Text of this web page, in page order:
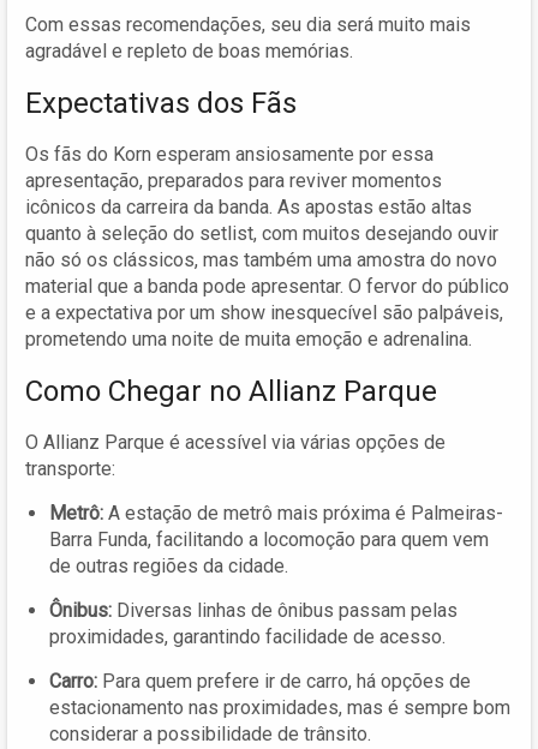
Com essas recomendações, seu dia será muito mais
agradável e repleto de boas memórias.
Expectativas dos Fãs
Os fãs do Korn esperam ansiosamente por essa
apresentação, preparados para reviver momentos
icônicos da carreira da banda. As apostas estão altas
quanto à seleção do setlist, com muitos desejando ouvir
não só os clássicos, mas também uma amostra do novo
material que a banda pode apresentar. O fervor do público
e a expectativa por um show inesquecível são palpáveis,
prometendo uma noite de muita emoção e adrenalina.
Como Chegar no Allianz Parque
O Allianz Parque é acessível via várias opções de
transporte:
Metrô: A estação de metrô mais próxima é Palmeiras-
Barra Funda, facilitando a locomoção para quem vem
de outras regiões da cidade.
Ônibus: Diversas linhas de ônibus passam pelas
proximidades, garantindo facilidade de acesso.
Carro: Para quem prefere ir de carro, há opções de
estacionamento nas proximidades, mas é sempre bom
considerar a possibilidade de trânsito.